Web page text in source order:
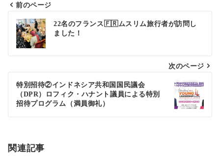
投
稿
ナ
ゲ
ー
シ
ン
前のページ
22名のフランス🇫🇷ムスリム旅行者が訪問し
ました！
次のページ
特別招待②インドネシア共和国国民議会
（DPR）ロフィク・ハナント議員による特別
招待プログラム（満員御礼）
関連記事